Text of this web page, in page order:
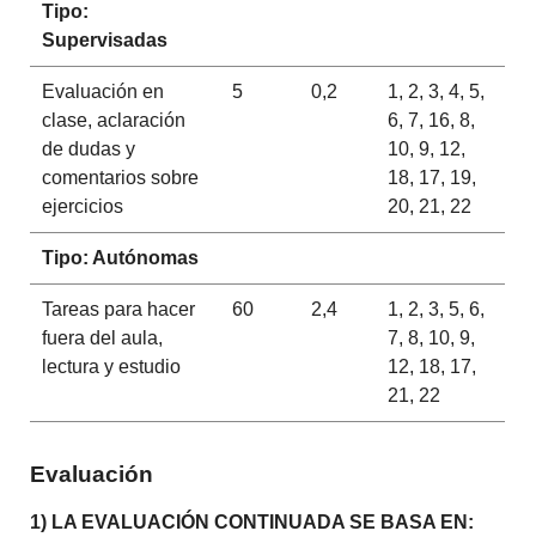
Tipo:
Supervisadas
Evaluación en
clase, aclaración
de dudas y
comentarios sobre
ejercicios
5 0,2
1, 2, 3, 4, 5,
6, 7, 16, 8,
10, 9, 12,
18, 17, 19,
20, 21, 22
Tipo: Autónomas
Tareas para hacer
fuera del aula,
lectura y estudio
60 2,4
1, 2, 3, 5, 6,
7, 8, 10, 9,
12, 18, 17,
21, 22
Evaluación
1) LA EVALUACIÓN CONTINUADA SE BASA EN: